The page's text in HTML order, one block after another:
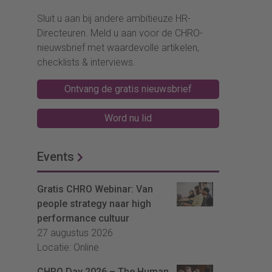
Sluit u aan bij andere ambitieuze HR-
Directeuren. Meld u aan voor de CHRO-
nieuwsbrief met waardevolle artikelen,
checklists & interviews.
Ontvang de gratis nieuwsbrief
Word nu lid
Events
Gratis CHRO Webinar: Van
people strategy naar high
performance cultuur
27 augustus 2026
Locatie: Online